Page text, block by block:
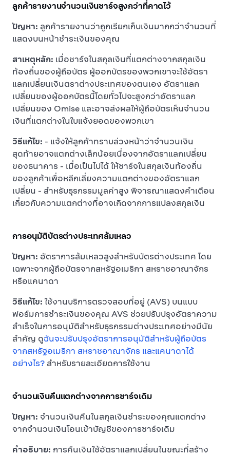
ลูกค้ารายงานจำนวนเงินชาร์จสูงกว่าที่คาดไว้
ปัญหา: ลูกค้ารายงานว่าถูกเรียกเก็บเงินมากกว่าจำนวนที่
แสดงบนหน้าชำระเงินของคุณ
สาเหตุหลัก: เมื่อชาร์จในสกุลเงินที่แตกต่างจากสกุลเงิน
ท้องถิ่นของผู้ถือบัตร ผู้ออกบัตรของพวกเขาจะใช้อัตรา
แลกเปลี่ยนเงินตราต่างประเทศของตนเอง อัตราแลก
เปลี่ยนของผู้ออกบัตรนี้โดยทั่วไปจะสูงกว่าอัตราแลก
เปลี่ยนของ Omise และอาจส่งผลให้ผู้ถือบัตรเห็นจำนวน
เงินที่แตกต่างในใบแจ้งยอดของพวกเขา
วิธีแก้ไข: - แจ้งให้ลูกค้าทราบล่วงหน้าว่าจำนวนเงิน
สุดท้ายอาจแตกต่างเล็กน้อยเนื่องจากอัตราแลกเปลี่ยน
ของธนาคาร - เมื่อเป็นไปได้ ให้ชาร์จในสกุลเงินท้องถิ่น
ของลูกค้าเพื่อหลีกเลี่ยงความแตกต่างของอัตราแลก
เปลี่ยน - สำหรับธุรกรรมมูลค่าสูง พิจารณาแสดงคำเตือน
เกี่ยวกับความแตกต่างที่อาจเกิดจากการแปลงสกุลเงิน
การอนุมัติบัตรต่างประเทศล้มเหลว
ปัญหา: อัตราการล้มเหลวสูงสำหรับบัตรต่างประเทศ โดย
เฉพาะจากผู้ถือบัตรจากสหรัฐอเมริกา สหราชอาณาจักร
หรือแคนาดา
วิธีแก้ไข: ใช้งานบริการตรวจสอบที่อยู่ (AVS) บนแบบ
ฟอร์มการชำระเงินของคุณ AVS ช่วยปรับปรุงอัตราความ
สำเร็จในการอนุมัติสำหรับธุรกรรมต่างประเทศอย่างมีนัย
สำคัญ ดูฉันจะปรับปรุงอัตราการอนุมัติสำหรับผู้ถือบัตร
จากสหรัฐอเมริกา สหราชอาณาจักร และแคนาดาได้
อย่างไร? สำหรับรายละเอียดการใช้งาน
จำนวนเงินคืนแตกต่างจากการชาร์จเดิม
ปัญหา: จำนวนเงินคืนในสกุลเงินชำระของคุณแตกต่าง
จากจำนวนเงินโอนเข้าบัญชีของการชาร์จเดิม
คำอธิบาย: การคืนเงินใช้อัตราแลกเปลี่ยนในขณะที่สร้าง